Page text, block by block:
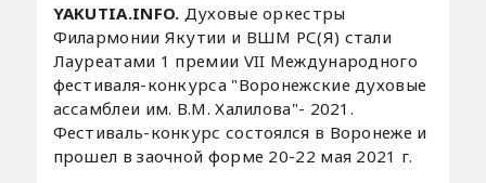
YAKUTIA.INFO. Духовые оркестры
Филармонии Якутии и ВШМ РС(Я) стали
Лауреатами 1 премии VII Международного
фестиваля-конкурса "Воронежские духовые
ассамблеи им. В.М. Халилова"- 2021.
Фестиваль-конкурс состоялся в Воронеже и
прошел в заочной форме 20-22 мая 2021 г.